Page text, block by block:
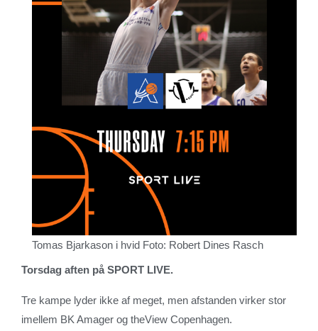
Tomas Bjarkason i hvid Foto: Robert Dines Rasch
Torsdag aften på SPORT LIVE.
Tre kampe lyder ikke af meget, men afstanden virker stor
imellem BK Amager og theView Copenhagen.